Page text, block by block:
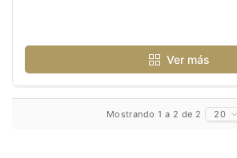
Ver más
Mostrando 1 a 2 de 2 20